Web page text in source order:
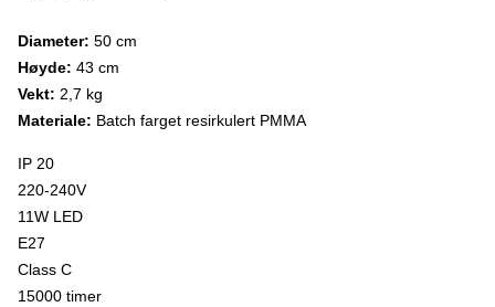
Diameter: 50 cm
Høyde: 43 cm
Vekt: 2,7 kg
Materiale: Batch farget resirkulert PMMA
IP 20
220-240V
11W LED
E27
Class C
15000 timer